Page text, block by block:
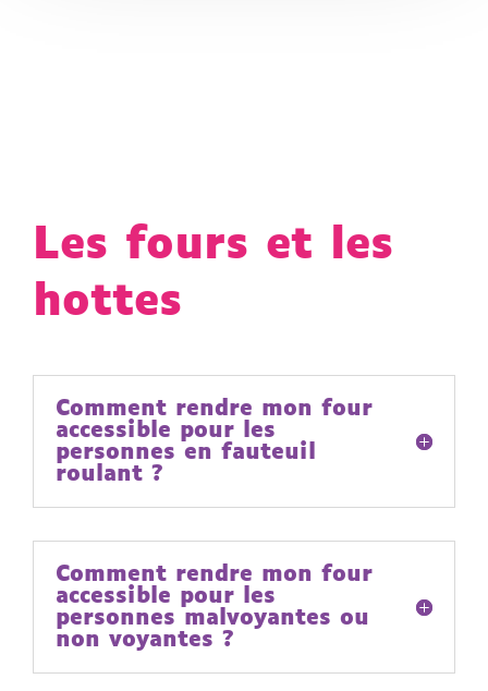
Les fours et les
hottes
Comment rendre mon four
accessible pour les
personnes en fauteuil
roulant ?
Comment rendre mon four
accessible pour les
personnes malvoyantes ou
non voyantes ?